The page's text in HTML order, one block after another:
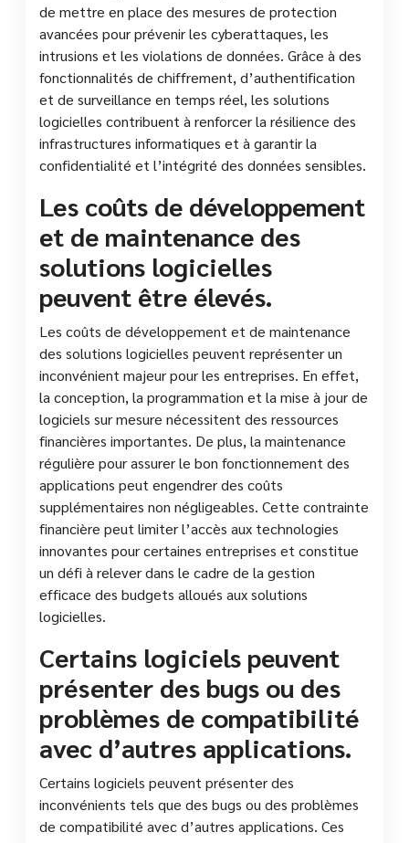
de mettre en place des mesures de protection
avancées pour prévenir les cyberattaques, les
intrusions et les violations de données. Grâce à des
fonctionnalités de chiffrement, d’authentification
et de surveillance en temps réel, les solutions
logicielles contribuent à renforcer la résilience des
infrastructures informatiques et à garantir la
confidentialité et l’intégrité des données sensibles.
Les coûts de développement
et de maintenance des
solutions logicielles
peuvent être élevés.
Les coûts de développement et de maintenance
des solutions logicielles peuvent représenter un
inconvénient majeur pour les entreprises. En effet,
la conception, la programmation et la mise à jour de
logiciels sur mesure nécessitent des ressources
financières importantes. De plus, la maintenance
régulière pour assurer le bon fonctionnement des
applications peut engendrer des coûts
supplémentaires non négligeables. Cette contrainte
financière peut limiter l’accès aux technologies
innovantes pour certaines entreprises et constitue
un défi à relever dans le cadre de la gestion
efficace des budgets alloués aux solutions
logicielles.
Certains logiciels peuvent
présenter des bugs ou des
problèmes de compatibilité
avec d’autres applications.
Certains logiciels peuvent présenter des
inconvénients tels que des bugs ou des problèmes
de compatibilité avec d’autres applications. Ces